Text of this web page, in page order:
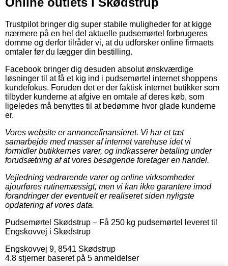
Trustpilot bringer dig super stabile muligheder for at kigge
nærmere på en hel del aktuelle pudsemørtel forbrugeres
domme og derfor tilråder vi, at du udforsker online firmaets
omtaler før du lægger din bestilling.
Facebook bringer dig desuden absolut ønskværdige
løsninger til at få et kig ind i pudsemørtel internet shoppens
kundefokus. Foruden det er der faktisk internet butikker som
tilbyder kunderne at afgive en omtale af deres køb, som
ligeledes må benyttes til at bedømme hvor glade kunderne
er.
Vores website er annoncefinansieret. Vi har et tæt
samarbejde med masser af internet varehuse idet vi
formidler butikkernes varer, og indkasserer betaling under
forudsætning af at vores besøgende foretager en handel.
Vejledning vedrørende varer og online virksomheder
ajourføres rutinemæssigt, men vi kan ikke garantere imod
forandringer der eventuelt er realiseret siden nyligste
opdatering af vores data.
Pudsemørtel Skødstrup – Få 250 kg pudsemørtel leveret til
Engskovvej i Skødstrup
Engskovvej 9, 8541 Skødstrup
4.8 stjerner baseret på 5 anmeldelser